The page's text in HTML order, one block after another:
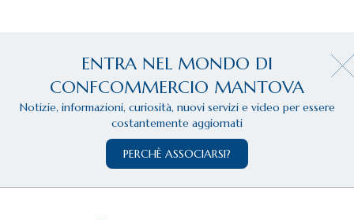
ENTRA NEL MONDO DI
CONFCOMMERCIO MANTOVA
Notizie, informazioni, curiosità, nuovi servizi e video per essere
costantemente aggiornati
PERCHÈ ASSOCIARSI?